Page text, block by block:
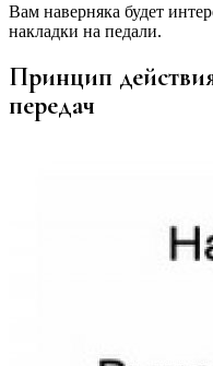
Вам наверняка будет
накладки на педали.
Принцип
передач